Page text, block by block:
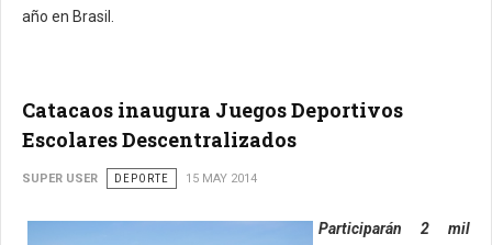
año en Brasil.
Catacaos inaugura Juegos Deportivos
Escolares Descentralizados
SUPER USER DEPORTE 15 MAY 2014
Participarán 2 mil